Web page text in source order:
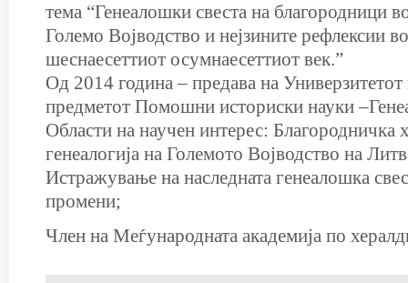
тема “Генеалошки свеста на благородници
Големо Војводство и нејзините рефлексии
шеснаесеттиот осумнаесеттиот век.”
Од 2014 година – предава на
предметот Помошни историски науки
Области на научен интерес: Благородничка
генеалогија на Големото Војводство на
Истражување на наследната генеалошка
промени;
Член на Меѓународната академија по